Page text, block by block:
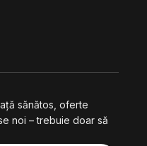
sănătos, oferte
noi – trebuie doar să